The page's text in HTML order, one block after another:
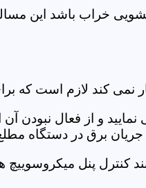
خراب باشد این
نمی کند لازم است که
و از فعال
جریان برق در دستگاه
کنترل پنل